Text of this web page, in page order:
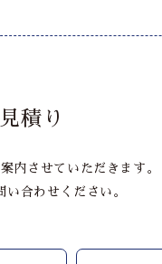
積り
内させていただきます。
合わせください。